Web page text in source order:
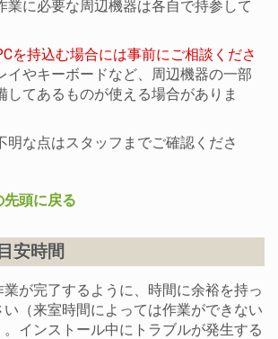
業に必要な周辺機器は各自で持参して
を持込む場合には事前にご相談くださ
イやキーボードなど、周辺機器の一部
してあるものが使える場合がありま
明な点はスタッフまでご確認くださ
頭に戻る
安時間
が完了するように、時間に余裕を持っ
（来室時間によっては作業ができない
インストール中にトラブルが発生する